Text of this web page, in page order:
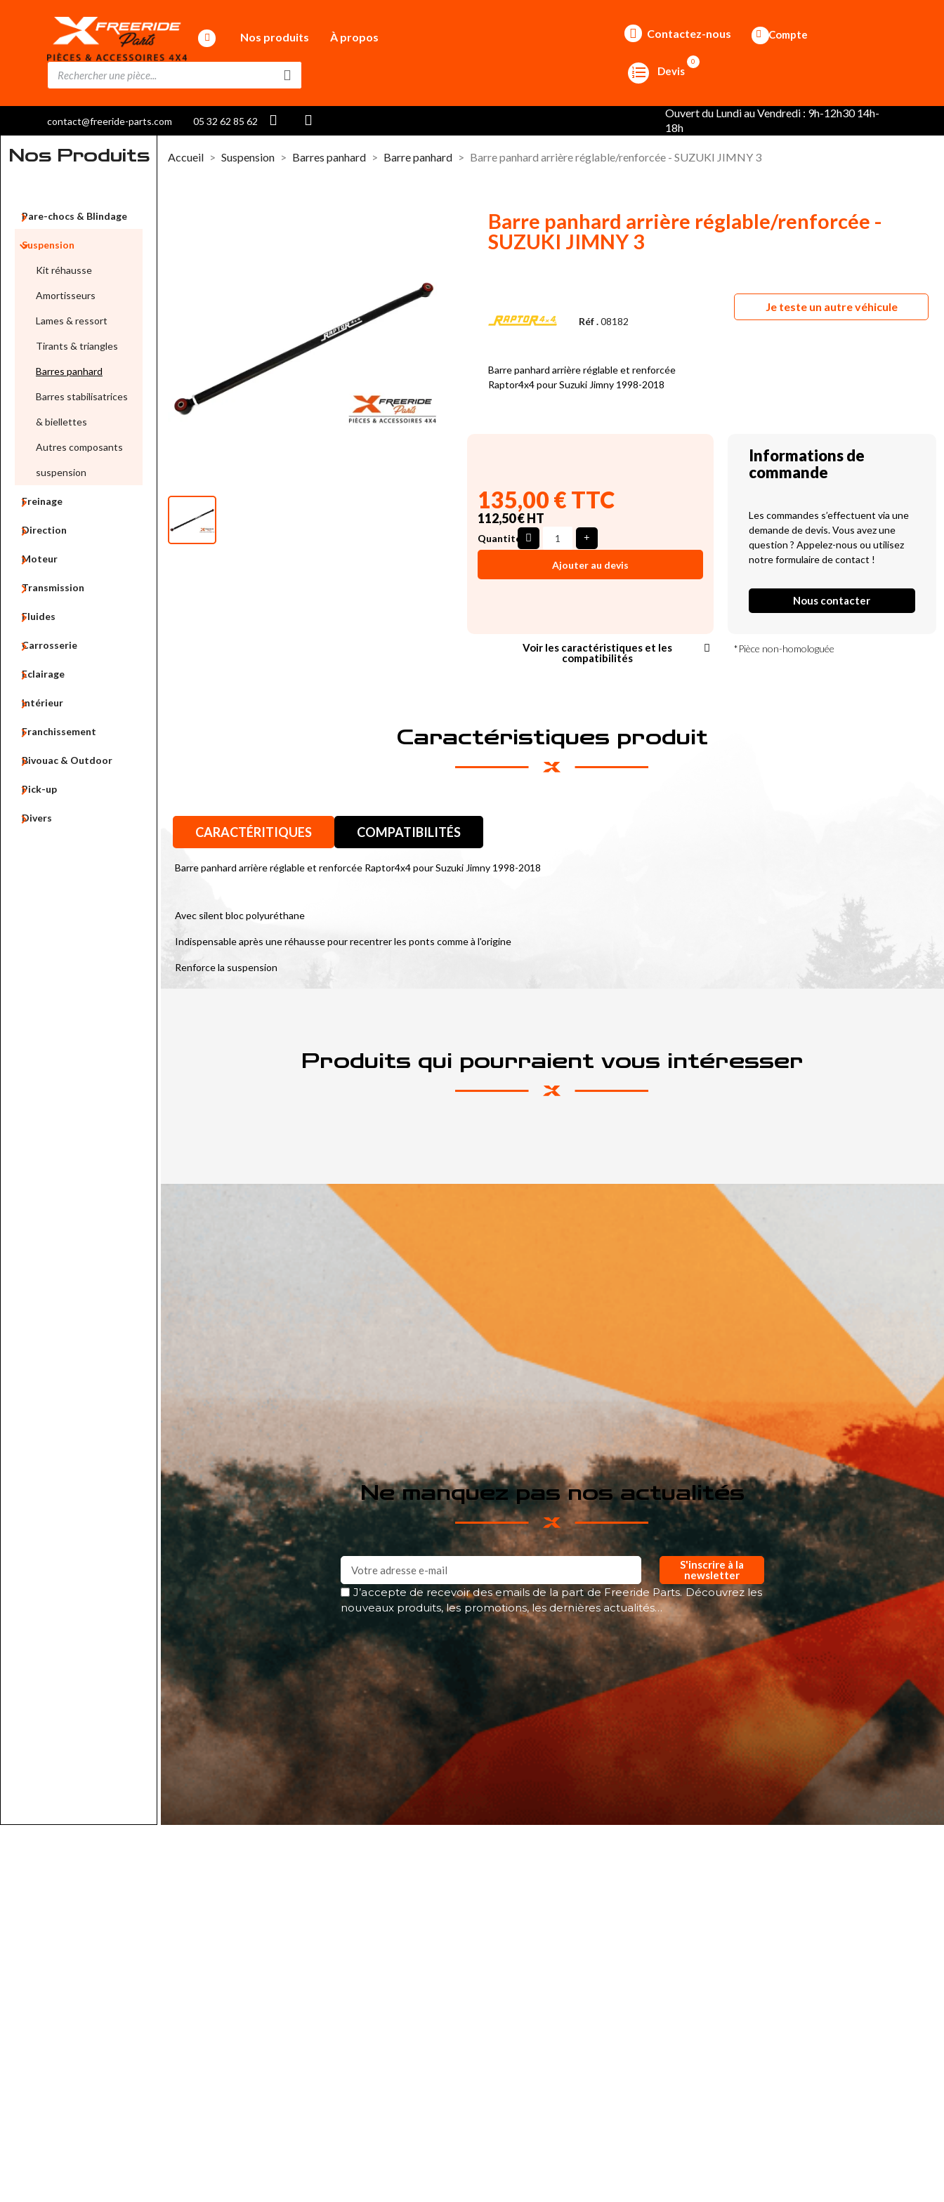
Nos produits À propos Contactez-nous Compte
Devis
0
contact@freeride-parts.com 05 32 62 85 62
Ouvert du Lundi au Vendredi : 9h-12h30 14h-
18h
Accueil Suspension Barres panhard Barre panhard Barre panhard arrière réglable/renforcée - SUZUKI JIMNY 3
Nos Produits
Pare-chocs & Blindage

Suspension

Kit réhausse
Amortisseurs
Lames & ressort
Tirants & triangles
Barres panhard
Barres stabilisatrices
& biellettes
Autres composants
suspension
Freinage

Direction

Moteur

Transmission

Fluides

Carrosserie

Eclairage

Intérieur

Franchissement

Bivouac & Outdoor

Pick-up

Divers

Barre panhard arrière réglable/renforcée -
SUZUKI JIMNY 3
Réf .08182
Barre panhard arrière réglable et renforcée
Raptor4x4 pour Suzuki Jimny 1998-2018
Je teste un autre véhicule
135,00 € TTC
112,50 € HT
Quantité
Ajouter au devis
Informations de
commande
Les commandes s’effectuent via une
demande de devis. Vous avez une
question ? Appelez-nous ou utilisez
notre formulaire de contact !
Nous contacter
Voir les caractéristiques et les
compatibilités
*Pièce non-homologuée
Caractéristiques produit
CARACTÉRITIQUES COMPATIBILITÉS
Barre panhard arrière réglable et renforcée Raptor4x4 pour Suzuki Jimny 1998-2018
Avec silent bloc polyuréthane
Indispensable après une réhausse pour recentrer les ponts comme à l'origine
Renforce la suspension
Produits qui pourraient vous intéresser
Ne manquez pas nos actualités
S'inscrire à la
newsletter
J’accepte de recevoir des emails de la part de Freeride Parts. Découvrez les
nouveaux produits, les promotions, les dernières actualités…